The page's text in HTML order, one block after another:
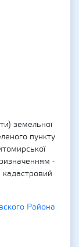
земельної
пункту
-
Района